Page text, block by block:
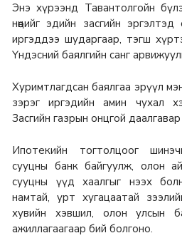
Энэ хүрээнд Тавантолгойн
нөөцийг эдийн засгийн эргэлтэд
иргэддээ шударгаар, тэгш
Үндэсний баялгийн санг
Хуримтлагдсан баялгаа эрүүл
зэрэг иргэдийн амин чухал
Засгийн газрын онцгой
Ипотекийн тогтолцоог
сууцны банк байгуулж, олон
сууцны үүд хаалгыг нээх
намтай, урт хугацаатай
хувийн хэвшил, олон улсын
ажиллагаагаар бий болгоно.